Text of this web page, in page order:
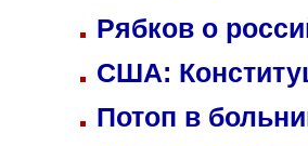
Рябков о
США:
Потоп в